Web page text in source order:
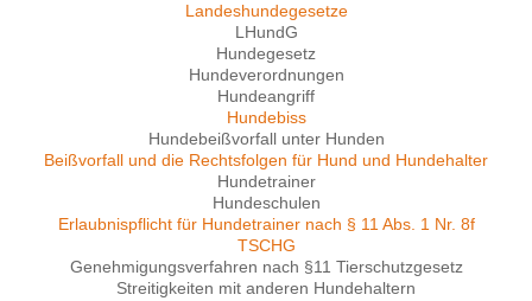
Landeshundegesetze
LHundG
Hundegesetz
Hundeverordnungen
Hundeangriff
Hundebiss
Hundebeißvorfall unter Hunden
Beißvorfall und die Rechtsfolgen für Hund und Hundehalter
Hundetrainer
Hundeschulen
Erlaubnispflicht für Hundetrainer nach § 11 Abs. 1 Nr. 8f
TSCHG
Genehmigungsverfahren nach §11 Tierschutzgesetz
Streitigkeiten mit anderen Hundehaltern